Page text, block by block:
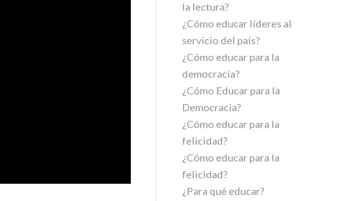
la lectura?
¿Cómo educar líderes al
servicio del país?
¿Cómo educar para la
democracia?
¿Cómo Educar para la
Democracia?
¿Cómo educar para la
felicidad?
¿Cómo educar para la
felicidad?
¿Para qué educar?